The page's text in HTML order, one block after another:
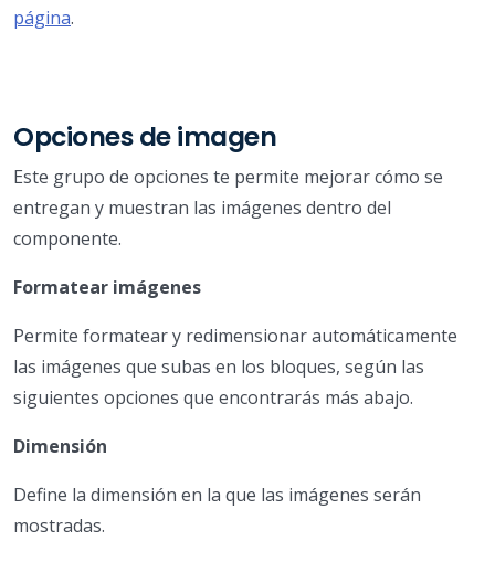
página.
Opciones de imagen
Este grupo de opciones te permite mejorar cómo se
entregan y muestran las imágenes dentro del
componente.
Formatear imágenes
Permite formatear y redimensionar automáticamente
las imágenes que subas en los bloques, según las
siguientes opciones que encontrarás más abajo.
Dimensión
Define la dimensión en la que las imágenes serán
mostradas.